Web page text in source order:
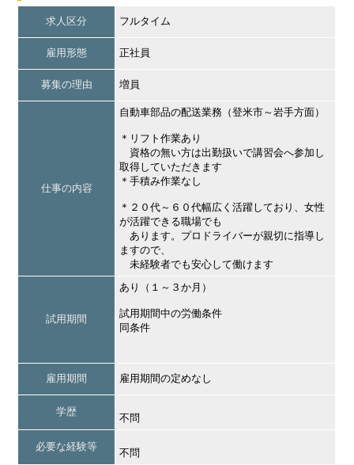
求人区分 フルタイム
雇用形態 正社員
募集の理由 増員
仕事の内容
自動車部品の配送業務（登米市～岩手方面）
＊リフト作業あり
資格の無い方は出勤扱いで講習会へ参加し
取得していただきます
＊手積み作業なし
＊２０代～６０代幅広く活躍しており、女性
が活躍できる職場でも
あります。プロドライバーが親切に指導し
ますので、
未経験者でも安心して働けます
試用期間
あり（１～３か月）
試用期間中の労働条件
同条件
雇用期間 雇用期間の定めなし
学歴
不問
必要な経験等
不問